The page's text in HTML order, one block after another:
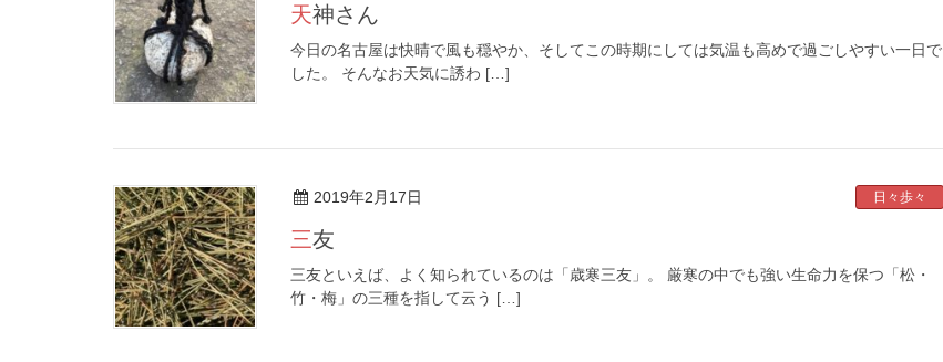
天神さん
今日の名古屋は快晴で風も穏やか、そしてこの時期にしては気温も高めで過ごしやすい一日で
した。 そんなお天気に誘わ […]
2019年2月17日 日々歩々
三友
三友といえば、よく知られているのは「歳寒三友」。 厳寒の中でも強い生命力を保つ「松・
竹・梅」の三種を指して云う […]